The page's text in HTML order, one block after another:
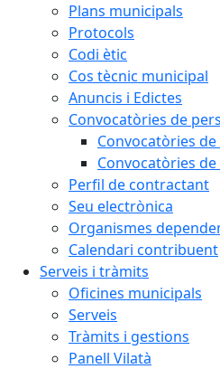
Plans municipals
Protocols
Codi ètic
Cos tècnic municipal
Anuncis i Edictes
Convocatòries de
Convocatòries
Convocatòries
Perfil de contractant
Seu electrònica
Organismes
Calendari contribuent
Serveis i tràmits
Oficines municipals
Serveis
Tràmits i gestions
Panell Vilatà